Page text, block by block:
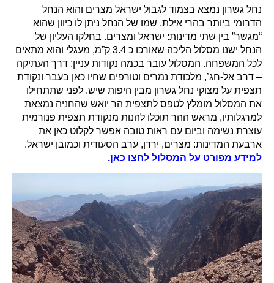
נחל גשרון נמצא בצמוד לגבול ישראל מצרים והוא הנחל
הדרומי ביותר בהרי אילת. שמו של הנחל ניתן לו כיוון שהוא
“מגשר” בין שתי מדינות: ישראל ומצרים. בחלקו העליון של
הנחל ישנו מסלול הליכה שאורכו כ 3.4 ק”מ, מעגלי והוא מתאים
לכל המשפחה. המסלול עובר בכמה נקודות עניין: דרך העתיקה
– דרב אל-חג’, מלכודת נמרים וטורפים שחיו כאן בעבר ונקודת
תצפית על מצוקי נחל גשרון מבין היפות שיש. לפני שתתחילו
את המסלול מומלץ לטפס לתצפית הר יואש שהחניה נמצאת
למרגלותיו, מראש ההר תוכלו להנות מנקודת תצפית פנורמית
עוצרת נשימה וביום עם ראות טובה אפשר לקלוט כאן את
ארבעת המדינות: מצרים, ירדן, ערב הסעודית וכמובן ישראל.
למידע מפורט על המסלול לחצו כאן.